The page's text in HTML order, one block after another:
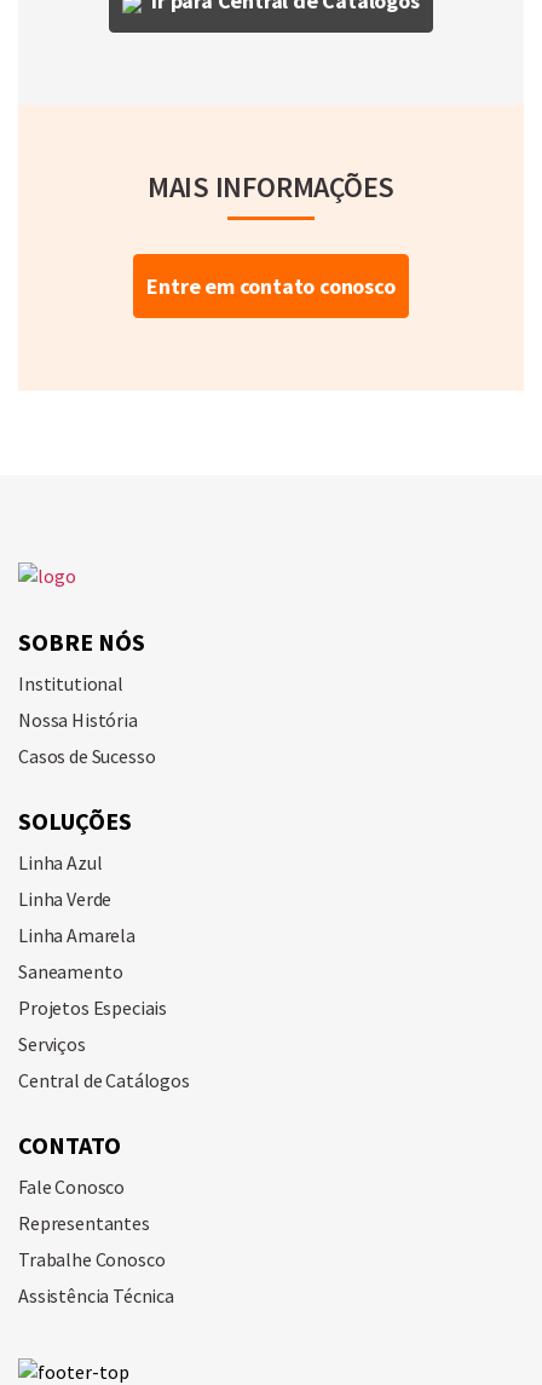
MAIS INFORMAÇÕES
Entre em contato conosco
SOBRE NÓS
Institutional
Nossa História
Casos de Sucesso
SOLUÇÕES
Linha Azul
Linha Verde
Linha Amarela
Saneamento
Projetos Especiais
Serviços
Central de Catálogos
CONTATO
Fale Conosco
Representantes
Trabalhe Conosco
Assistência Técnica